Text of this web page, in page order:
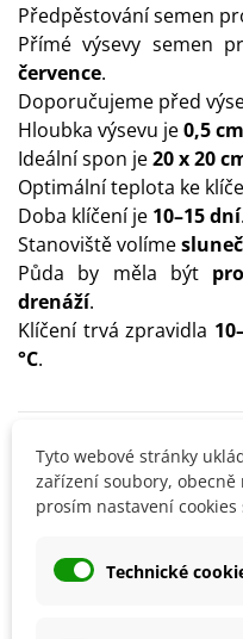
Předpěstování semen
Přímé výsevy semen
července.
Doporučujeme před
Hloubka výsevu je0,5 cm
Ideální spon je20 x 20
Optimální teplota ke
Doba klíčení je 10–15 dní.
Stanoviště volíme
Půda by měla být
drenáží.
Klíčení trvá zpravidla
°C.
Detaily produktu
SOUVISEJÍCÍ PRODUKTY
Tyto webové stránky
zařízení soubory, obecně
prosím nastavení
Technické